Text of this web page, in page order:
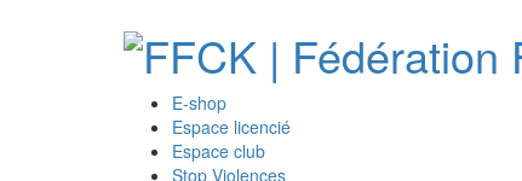
E-shop
Espace licencié
Espace club
Stop Violences